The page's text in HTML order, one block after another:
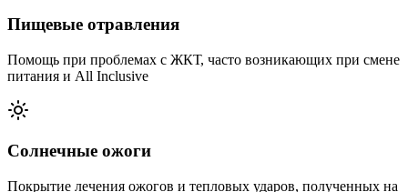
Пищевые отравления
Помощь при проблемах с ЖКТ, часто возникающих при смене
питания и All Inclusive
Солнечные ожоги
Покрытие лечения ожогов и тепловых ударов, полученных на